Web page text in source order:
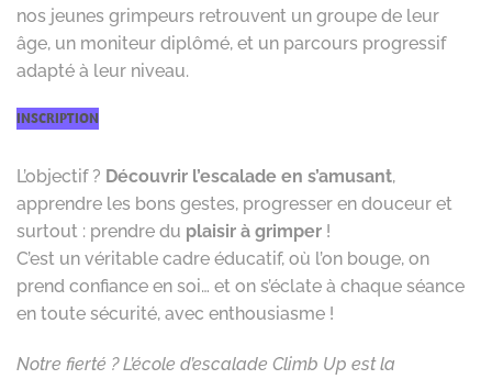
nos jeunes grimpeurs retrouvent un groupe de leur
âge, un moniteur diplômé, et un parcours progressif
adapté à leur niveau.
INSCRIPTION
L’objectif ? Découvrir l’escalade en s’amusant,
apprendre les bons gestes, progresser en douceur et
surtout : prendre du plaisir à grimper !
C’est un véritable cadre éducatif, où l’on bouge, on
prend confiance en soi… et on s’éclate à chaque séance
en toute sécurité, avec enthousiasme !
Notre fierté ? L’école d’escalade Climb Up est la